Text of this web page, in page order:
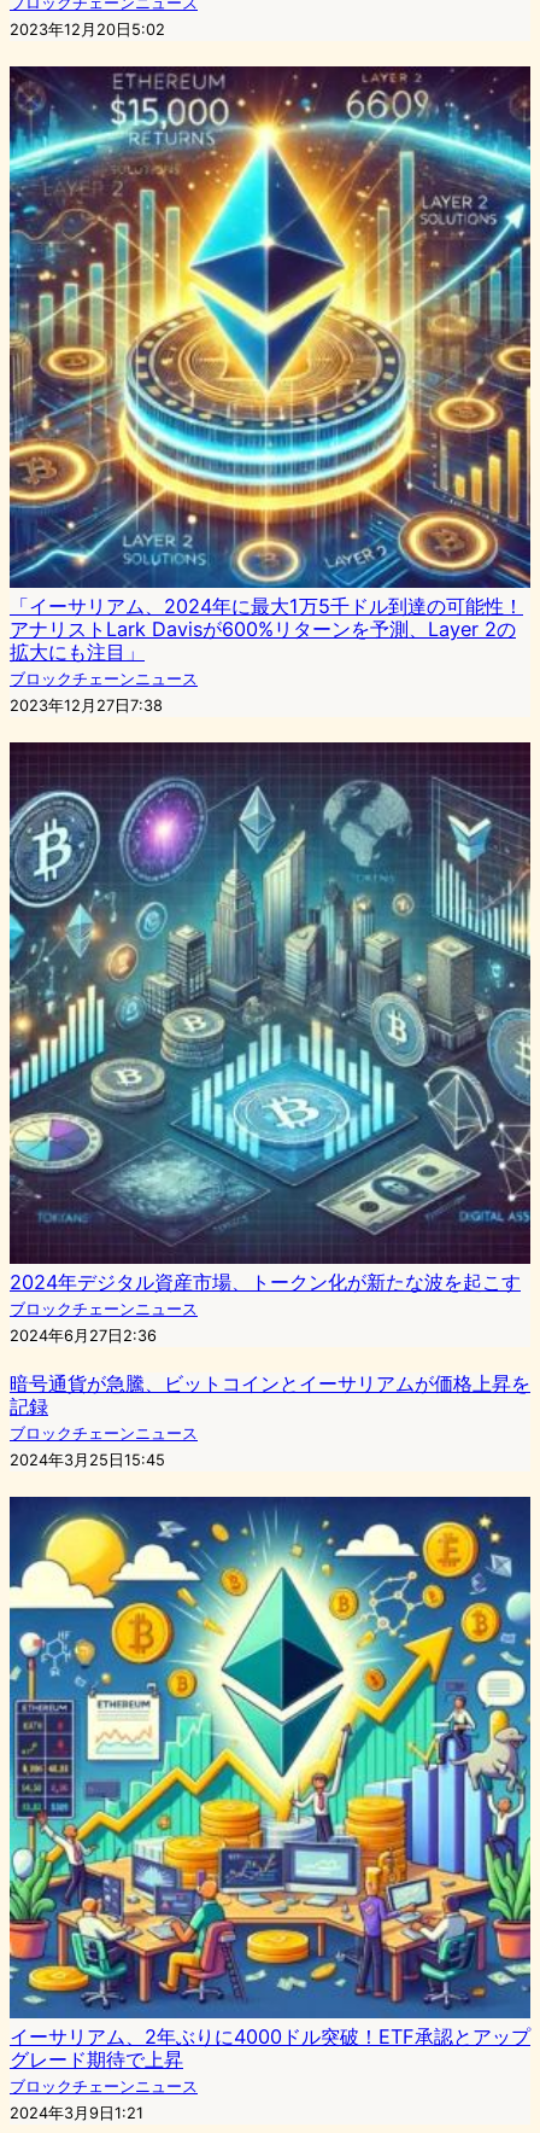
2023年12月20日5:02
「イーサリアム、2024年に最大1万5千ドル到達の可能性！
アナリストLark Davisが600%リターンを予測、Layer 2の
拡大にも注目」
ブロックチェーンニュース
2023年12月27日7:38
2024年デジタル資産市場、トークン化が新たな波を起こす
ブロックチェーンニュース
2024年6月27日2:36
暗号通貨が急騰、ビットコインとイーサリアムが価格上昇を
記録
ブロックチェーンニュース
2024年3月25日15:45
イーサリアム、2年ぶりに4000ドル突破！ETF承認とアップ
グレード期待で上昇
ブロックチェーンニュース
2024年3月9日1:21